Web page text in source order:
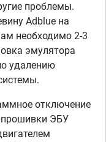
проблемы.
Adblue на
необходимо 2-3
эмулятора
удалению
отключение
прошивки ЭБУ